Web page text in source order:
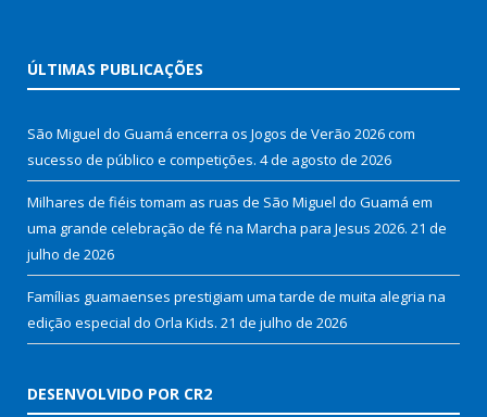
ÚLTIMAS PUBLICAÇÕES
São Miguel do Guamá encerra os Jogos de Verão 2026 com
sucesso de público e competições. 4 de agosto de 2026
Milhares de fiéis tomam as ruas de São Miguel do Guamá em
uma grande celebração de fé na Marcha para Jesus 2026. 21 de
julho de 2026
Famílias guamaenses prestigiam uma tarde de muita alegria na
edição especial do Orla Kids. 21 de julho de 2026
DESENVOLVIDO POR CR2